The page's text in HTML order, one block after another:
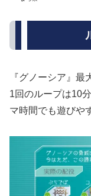
『グノーシア』最
1回のループは10
マ時間でも遊びや